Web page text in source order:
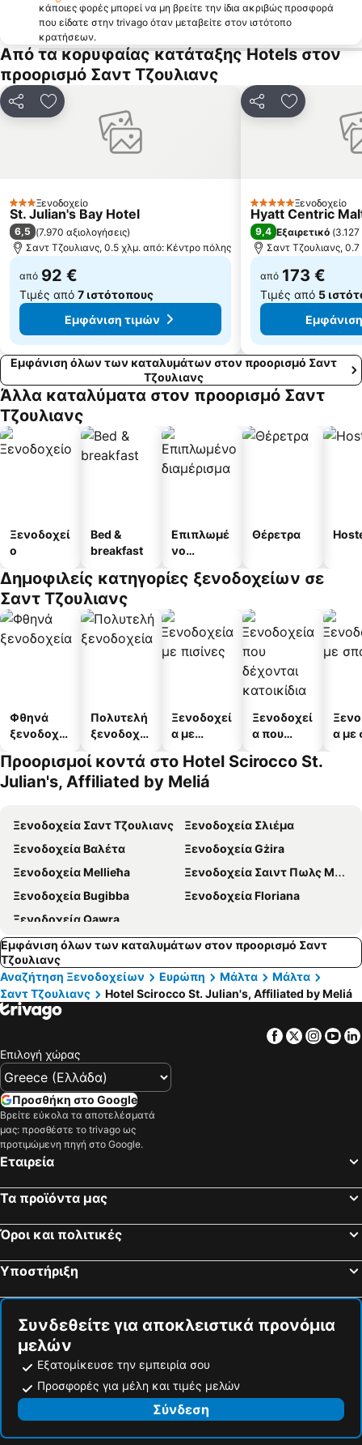
κάποιες φορές μπορεί να μη βρείτε την ίδια ακριβώς προσφορά
που είδατε στην trivago όταν μεταβείτε στον ιστότοπο
κρατήσεων.
Από τα κορυφαίας κατάταξης Hotels στον
προορισμό Σαντ Τζουλιανς
ΚοινοποίησηΠροσθήκη στα αγαπημένα
3 ΑστέριαΞενοδοχείο
St. Julian's Bay Hotel
6,5 (7.970 αξιολογήσεις)
Σαντ Τζουλιανς, 0.5 χλμ. από: Κέντρο πόλης
από 92 €
Τιμές από 7 ιστότοπους
Εμφάνιση τιμών
ΚοινοποίησηΠροσθήκη
5 ΑστέριαΞενοδοχείο
Hyatt Centric
9,4 Εξαιρετικό (3.127
Σαντ Τζουλιανς,
από 173 €
Τιμές από 5
Εμφάνιση όλων των καταλυμάτων στον προορισμό Σαντ
Τζουλιανς
Άλλα καταλύματα στον προορισμό Σαντ
Τζουλιανς
Ξενοδοχεί
ο
Bed &
breakfast
Επιπλωμέ
νο
α
Θέρετρα
Δημοφιλείς κατηγορίες ξενοδοχείων σε
Σαντ Τζουλιανς
Φθηνά
ξενοδοχεί
Πολυτελή
ξενοδοχεί
Ξενοδοχεί
α με
Ξενοδοχεί
α που
κατοικίδι
α με
Προορισμοί κοντά στο Hotel Scirocco St.
Julian's, Affiliated by Meliá
Ξενοδοχεία Σαντ Τζουλιανς
Ξενοδοχεία Σλιέμα
Ξενοδοχεία Βαλέτα
Ξενοδοχεία Gżira
Ξενοδοχεία Mellieħa
Ξενοδοχεία Σαιντ Πωλς Μπεϋ
Ξενοδοχεία Bugibba
Ξενοδοχεία Floriana
Ξενοδοχεία Qawra
Εμφάνιση όλων των καταλυμάτων στον προορισμό Σαντ
Τζουλιανς
Αναζήτηση Ξενοδοχείων
Ευρώπη Μάλτα
Μάλτα
Σαντ Τζουλιανς
Hotel Scirocco St. Julian's, Affiliated by Meliá
Facebook
Twitter
Επιλογή χώρας
Προσθήκη στο Google
Βρείτε εύκολα τα αποτελέσματά
μας: προσθέστε το trivago ως
προτιμώμενη πηγή στο Google.
Εταιρεία
Τα προϊόντα μας
Όροι και πολιτικές
Υποστήριξη
Συνδεθείτε για αποκλειστικά προνόμια
μελών
Εξατομίκευσε την εμπειρία σου
Προσφορές για μέλη και τιμές μελών
Σύνδεση